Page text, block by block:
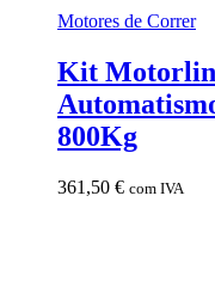
Motores de Correr
Kit
800Kg
361,50 € com IVA